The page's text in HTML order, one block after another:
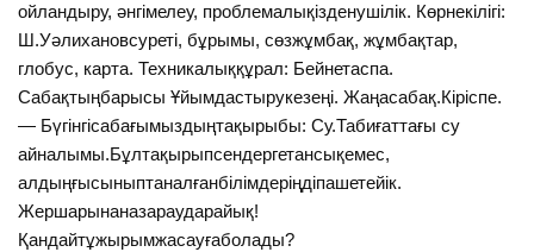
ойландыру, әнгімелеу, проблемалықізденушілік. Көрнекілігі:
Ш.Уәлихановсуреті, бұрымы, сөзжұмбақ, жұмбақтар,
глобус, карта. Техникалыққұрал: Бейнетаспа.
Сабақтыңбарысы Ұйымдастырукезеңі. Жаңасабақ.Кіріспе.
— Бүгінгісабағымыздыңтақырыбы: Су.Табиғаттағы су
айналымы.Бұлтақырыпсендергетансықемес,
алдыңғысыныптаналғанбілімдеріңдіпашетейік.
Жершарынаназараударайық!
Қандайтұжырымжасауғаболады?